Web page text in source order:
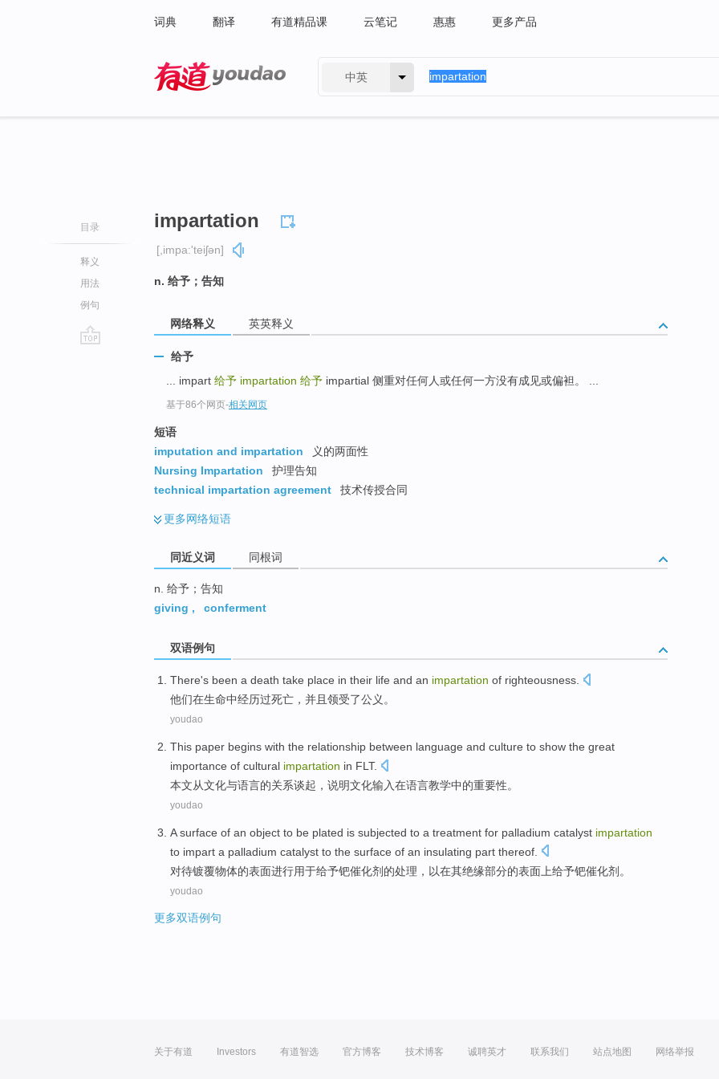
词典 翻译 有道精品课 云笔记 惠惠 更多产品
中英
目录
释义
用法
例句
impartation
[,impa:'teiʃən]
n. 给予；告知
网络释义 英英释义
给予
... impart 给予 impartation 给予 impartial 侧重对任何人或任何一方没有成见或偏袒。 ...
基于86个网页-相关网页
短语
imputation and impartation
义的两面性
Nursing Impartation
护理告知
technical impartation agreement
技术传授合同
更多网络短语
同近义词 同根词
n. 给予；告知
giving , conferment
双语例句
There's been a death take place in their life and an impartation of righteousness
他们在生命中经历过死亡 ，并且 领受了公义 。
youdao
This paper begins with the relationship between language and culture to show the great
importance of cultural impartation in FLT.
本文从文化与语言的关系谈起 ， 说明文化输入在语言教学中的重要性。
youdao
Asurface of an object to be plated is subjected to a treatment for palladium catalyst impartation
to impart a palladium catalyst to the surface of an insulating part thereof
对待镀覆物体的表面进行用于给予钯催化剂 的处理 ， 以在其绝缘部分的表面上给予钯催化剂。
youdao
更多双语例句
关于有道 Investors 有道智选 官方博客 技术博客 诚聘英才 联系我们 站点地图 网络举报